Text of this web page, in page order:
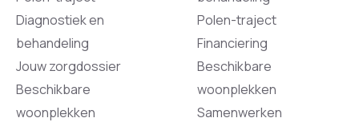
Diagnostiek en
behandeling
Jouw zorgdossier
Beschikbare
woonplekken
Polen-traject
Financiering
Beschikbare
woonplekken
Samenwerken